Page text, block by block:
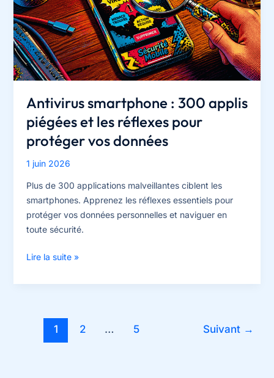
critères
techniques
pour
éviter
les
erreurs
Antivirus smartphone : 300 applis
piégées et les réflexes pour
protéger vos données
1 juin 2026
Plus de 300 applications malveillantes ciblent les
smartphones. Apprenez les réflexes essentiels pour
protéger vos données personnelles et naviguer en
toute sécurité.
Antivirus
:
piégées
Lire la suite »
1 2 … 5 Suivant →